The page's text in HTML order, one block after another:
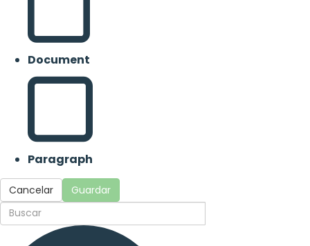
Document
Paragraph
Cancelar Guardar